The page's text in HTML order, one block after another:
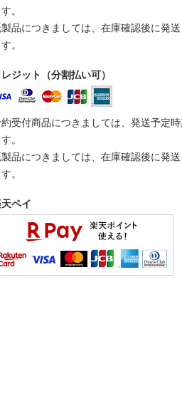
。
製品につきましては、在庫確認後に発
。
ジット（分割払い可）
受付商品につきましては、発送予定時
。
製品につきましては、在庫確認後に発
。
ペイ